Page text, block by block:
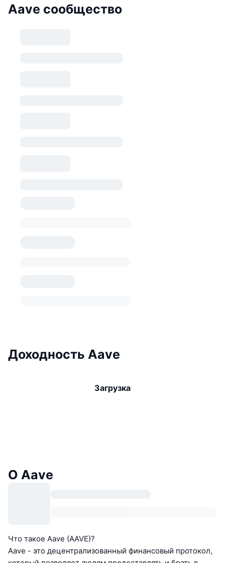
Aave сообщество
Доходность Aave
Загрузка
О Aave
Что такое Aave (AAVE)?
Aave - это децентрализованный финансовый протокол,